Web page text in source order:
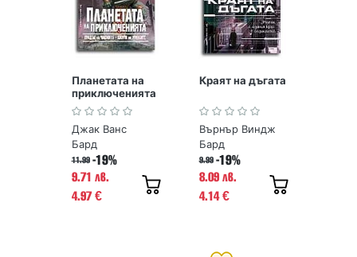
Планетата на
приключенията
- 1
Джак Ванс
Бард
11.99 -19%
9.71 лв.
4.97€
Краят на дъгата
Върнър Виндж
Бард
9.99 -19%
8.09 лв.
4.14€